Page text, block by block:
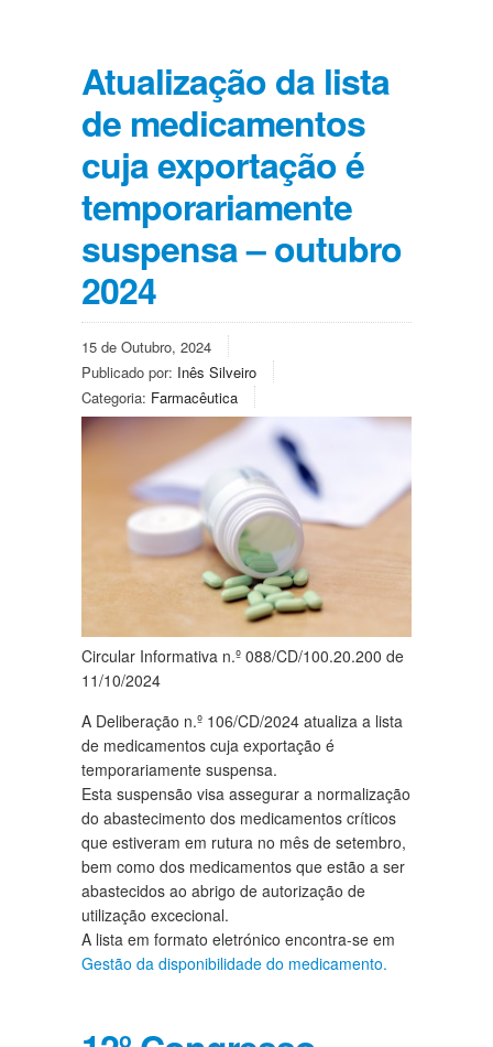
Atualização da lista
de medicamentos
cuja exportação é
temporariamente
suspensa – outubro
2024
15 de Outubro, 2024
Publicado por: Inês Silveiro
Categoria: Farmacêutica
Circular Informativa n.º 088/CD/100.20.200 de
11/10/2024
A Deliberação n.º 106/CD/2024 atualiza a lista
de medicamentos cuja exportação é
temporariamente suspensa.
Esta suspensão visa assegurar a normalização
do abastecimento dos medicamentos críticos
que estiveram em rutura no mês de setembro,
bem como dos medicamentos que estão a ser
abastecidos ao abrigo de autorização de
utilização excecional.
A lista em formato eletrónico encontra-se em
Gestão da disponibilidade do medicamento.